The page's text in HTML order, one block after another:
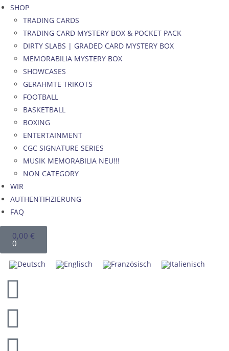
SHOP
TRADING CARDS
TRADING CARD MYSTERY BOX & POCKET PACK
DIRTY SLABS | GRADED CARD MYSTERY BOX
MEMORABILIA MYSTERY BOX
SHOWCASES
GERAHMTE TRIKOTS
FOOTBALL
BASKETBALL
BOXING
ENTERTAINMENT
CGC SIGNATURE SERIES
MUSIK MEMORABILIA NEU!!!
NON CATEGORY
WIR
AUTHENTIFIZIERUNG
FAQ
0,00 €
0